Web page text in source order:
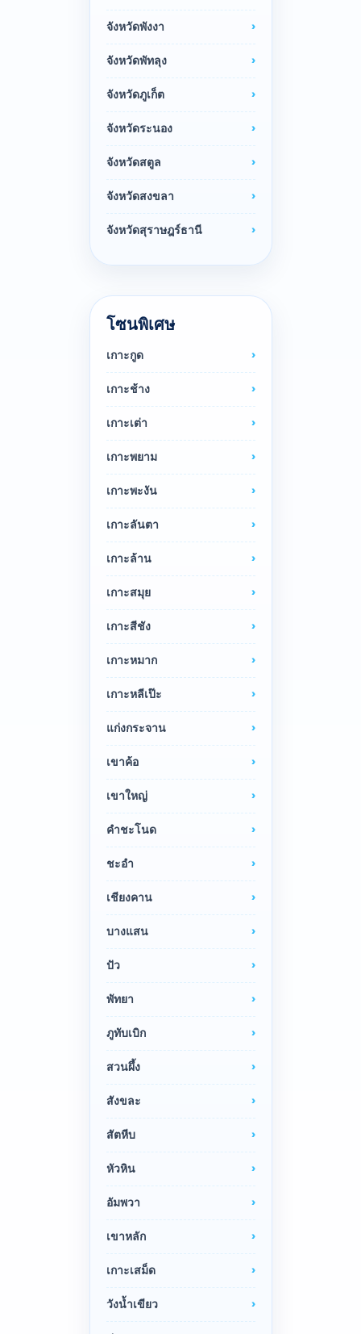
จังหวัดพังงา
จังหวัดพัทลุง
จังหวัดภูเก็ต
จังหวัดระนอง
จังหวัดสตูล
จังหวัดสงขลา
จังหวัดสุราษฎร์ธานี
โซนพิเศษ
เกาะกูด
เกาะช้าง
เกาะเต่า
เกาะพยาม
เกาะพะงัน
เกาะลันตา
เกาะล้าน
เกาะสมุย
เกาะสีชัง
เกาะหมาก
เกาะหลีเป๊ะ
แก่งกระจาน
เขาค้อ
เขาใหญ่
คำชะโนด
ชะอำ
เชียงคาน
บางแสน
ปัว
พัทยา
ภูทับเบิก
สวนผึ้ง
สังขละ
สัตหีบ
หัวหิน
อัมพวา
เขาหลัก
เกาะเสม็ด
วังน้ำเขียว